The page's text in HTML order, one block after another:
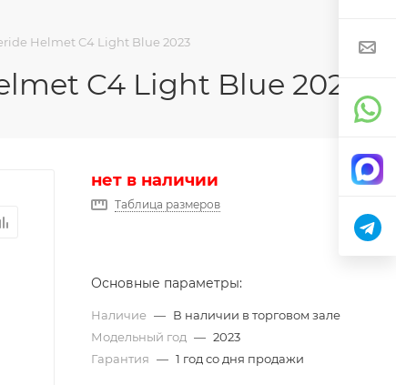
Helmet C4 Light Blue 2023
C4 Light Blue 2023
нет в наличии
Таблица размеров
Основные параметры:
Наличие — В наличии в торговом зале
Модельный год — 2023
Гарантия — 1 год со дня продажи